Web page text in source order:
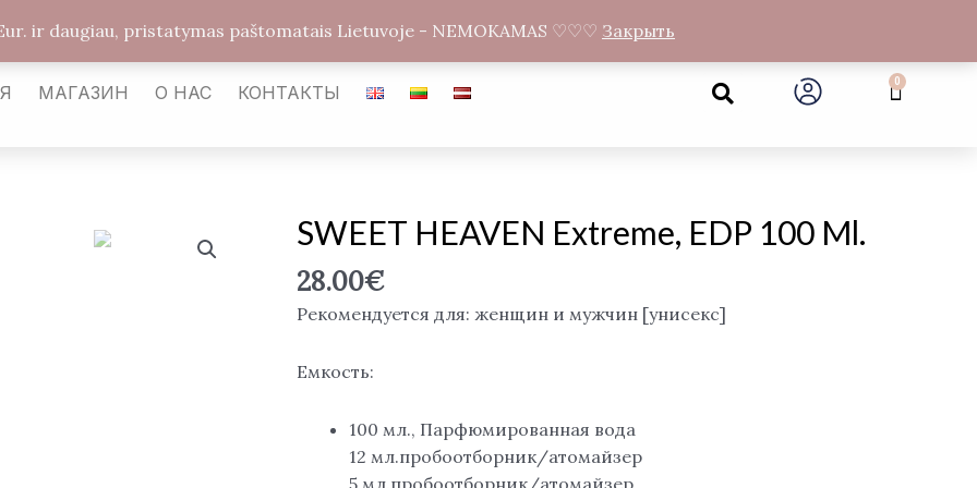
МАГАЗИН О НАС КОНТАКТЫ Search 0Cart
SWEET HEAVEN Extreme, EDP 100 Ml.
28.00€
Рекомендуется для: женщин и мужчин [унисекс]
Емкость:
100 мл., Парфюмированная вода
12 мл.пробоотборник/атомайзер
5 мл.пробоотборник/атомайзер
Количество
товара
SWEET
HEAVEN
EDP
ir daugiau, pristatymas paštomatais Lietuvoje - NEMOKAMAS ♡♡♡ Закрыть